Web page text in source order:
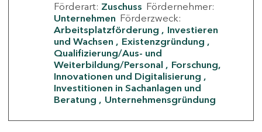
Förderart: Zuschuss Fördernehmer:
Unternehmen Förderzweck:
Arbeitsplatzförderung
Investieren
und Wachsen
Existenzgründung
Qualifizierung/Aus- und
Weiterbildung/Personal
Forschung,
Innovationen und Digitalisierung
Investitionen in Sachanlagen und
Beratung
Unternehmensgründung